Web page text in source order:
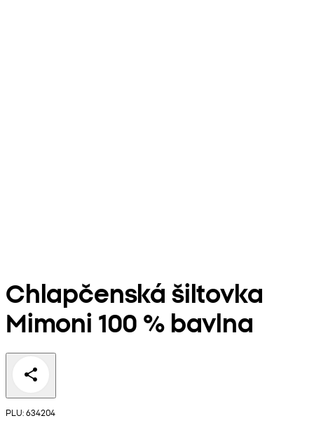
Chlapčenská šiltovka
Mimoni 100 % bavlna
PLU: 634204